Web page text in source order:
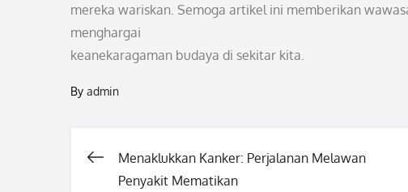
mereka wariskan. Semoga artikel ini memberikan
menghargai
keanekaragaman budaya di sekitar kita.
By admin
Post
Menaklukkan Kanker: Perjalanan Melawan
Penyakit Mematikan